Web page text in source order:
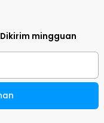
Dikirim mingguan